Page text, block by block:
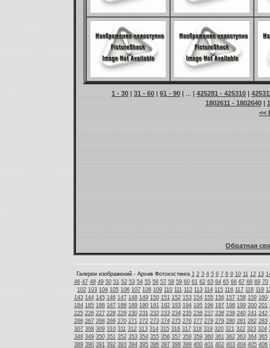
1 - 30 | 31 - 60 | 61 - 90 | ... | 425281 - 425310 |
1802611 - 1802640|
<<
Обратная
Галереи изображений - Архив Фотохостинга 1 2 3 4 5 6 7 8 9 10 11 12 13
46 47 48 49 50 51 52 53 54 55 56 57 58 59 60 61 62 63 64 65 66 67 68 69 70
102 103 104 105 106 107 108 109 110 111 112 113 114 115 116 117 118 119
143 144 145 146 147 148 149 150 151 152 153 154 155 156 157 158 159 160
184 185 186 187 188 189 190 191 192 193 194 195 196 197 198 199 200 201
225 226 227 228 229 230 231 232 233 234 235 236 237 238 239 240 241 242
266 267 268 269 270 271 272 273 274 275 276 277 278 279 280 281 282 283
307 308 309 310 311 312 313 314 315 316 317 318 319 320 321 322 323 324
348 349 350 351 352 353 354 355 356 357 358 359 360 361 362 363 364 365
389 390 391 392 393 394 395 396 397 398 399 400 401 402 403 404 405 406